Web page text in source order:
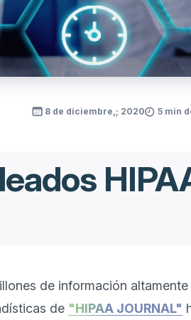
8 de diciembre,; 2020 5 min
de información
de "HIPAA JOURNAL"